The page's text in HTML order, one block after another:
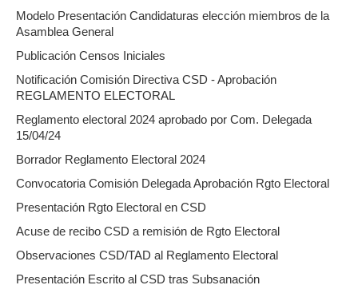
Modelo Presentación Candidaturas elección miembros de la
Asamblea General
Publicación Censos Iniciales
Notificación Comisión Directiva CSD - Aprobación
REGLAMENTO ELECTORAL
Reglamento electoral 2024 aprobado por Com. Delegada
15/04/24
Borrador Reglamento Electoral 2024
Convocatoria Comisión Delegada Aprobación Rgto Electoral
Presentación Rgto Electoral en CSD
Acuse de recibo CSD a remisión de Rgto Electoral
Observaciones CSD/TAD al Reglamento Electoral
Presentación Escrito al CSD tras Subsanación